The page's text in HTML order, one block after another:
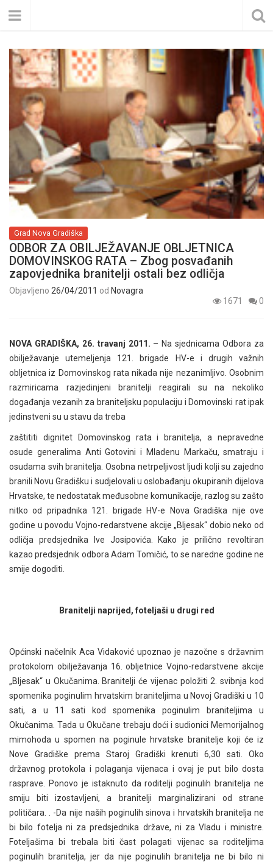
Grad Nova Gradiška
ODBOR ZA OBILJEŽAVANJE OBLJETNICA
DOMOVINSKOG RATA – Zbog posvađanih
zapovjednika branitelji ostali bez odličja
Objavljeno 26/04/2011 od Novagra
1671
0
NOVA GRADIŠKA, 26. travanj 2011. – Na sjednicama Odbora za
obilježavanje utemeljenja 121. brigade HV-e i drugih važnih
obljetnica iz Domovinskog rata nikada nije nezanimljivo. Osobnim
razmiricama razjedinjeni branitelji reagirali su na nekoliko
događanja vezanih za braniteljsku populaciju i Domovinski rat ipak
jedinstveni su u stavu da treba
zaštititi dignitet Domovinskog rata i branitelja, a nepravedne
osude generalima Anti Gotovini i Mladenu Markaču, smatraju i
osudama svih branitelja. Osobna netrpeljivost ljudi kolji su zajedno
branili Novu Gradišku i sudjelovali u oslobađanju okupiranih dijelova
Hrvatske, te nedostatak međusobne komunikacije, razlog su zašto
nitko od pripadnika 121. brigade HV-e Nova Gradiška nije ove
godine u povodu Vojno-redarstvene akcije „Bljesak“ dobio neko od
odličja predsjednika Ive Josipovića. Kako je prilično revoltiran
kazao predsjednik odbora Adam Tomičić, to se naredne godine ne
smije dogoditi.
Branitelji naprijed, foteljaši u drugi red
Općinski načelnik Aca Vidaković upoznao je nazočne s državnim
protokolom obilježavanja 16. obljetnice Vojno-redarstvene akcije
„Bljesak“ u Okučanima. Branitelji će vijenac položiti 2. svibnja kod
spomenika poginulim hrvatskim braniteljima u Novoj Gradiški u 10
sati, a u 11 sati kod spomenika poginulim braniteljima u
Okučanima. Tada u Okučane trebaju doći i sudionici Memorijalnog
mimohoda u spomen na poginule hrvatske branitelje koji će iz
Nove Gradiške prema Staroj Gradiški krenuti 6,30 sati. Oko
državnog protokola i polaganja vijenaca i ovaj je put bilo dosta
rasprave. Ponovo je istaknuto da roditelji poginulih branitelja ne
smiju biti izostavljeni, a branitelji marginalizirani od strane
političara. . -Da nije naših poginulih sinova i hrvatskih branitelja ne
bi bilo fotelja ni za predsjednika države, ni za Vladu i ministre.
Foteljašima bi trebala biti čast polagati vijenac sa roditeljima
poginulih branitelja, jer da nije poginulih branitelja ne bi bilo ni